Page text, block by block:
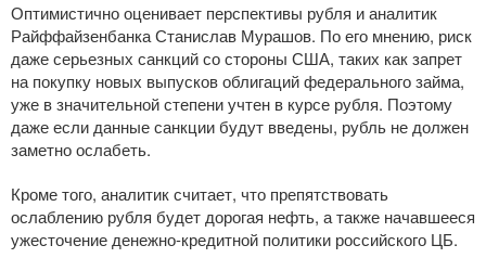
Оптимистично оценивает перспективы рубля и аналитик
Райффайзенбанка Станислав Мурашов. По его мнению, риск
даже серьезных санкций со стороны США, таких как запрет
на покупку новых выпусков облигаций федерального займа,
уже в значительной степени учтен в курсе рубля. Поэтому
даже если данные санкции будут введены, рубль не должен
заметно ослабеть.
Кроме того, аналитик считает, что препятствовать
ослаблению рубля будет дорогая нефть, а также начавшееся
ужесточение денежно-кредитной политики российского ЦБ.